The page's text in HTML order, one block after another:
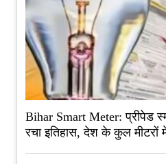
Bihar Smart Meter: प्रीपेड
रचा इतिहास, देश के कुल मीटरों